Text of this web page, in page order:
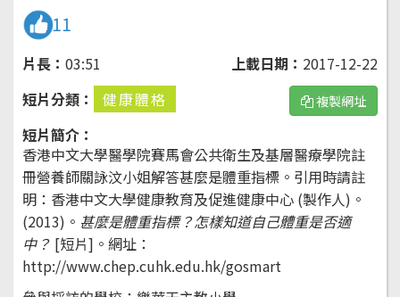
11
片長： 03:51 上載日期： 2017-12-22
短片分類：
健康體格 複製網址
短片簡介：
香港中文大學醫學院賽馬會公共衛生及基層醫療學院註
冊營養師關詠汶小姐解答甚麼是體重指標。引用時請註
明：香港中文大學健康教育及促進健康中心 (製作人)。
(2013)。 甚麼是體重指標？怎樣知道自己體重是否適
中？ [短片]。 網址：
http://www.chep.cuhk.edu.hk/gosmart